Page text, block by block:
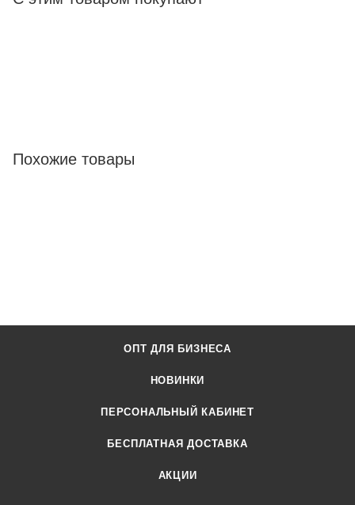
Похожие товары
ОПТ ДЛЯ БИЗНЕСА
НОВИНКИ
ПЕРСОНАЛЬНЫЙ КАБИНЕТ
БЕСПЛАТНАЯ ДОСТАВКА
АКЦИИ